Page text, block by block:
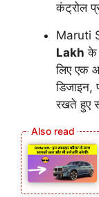
कंट्रोल
Maruti
Lakh के
लिए एक
डिजाइन,
रखते हुए